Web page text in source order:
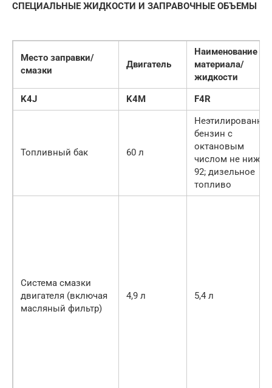
СПЕЦИАЛЬНЫЕ ЖИДКОСТИ И ЗАПРАВОЧНЫЕ ОБЪЕМЫ
Место заправки/
смазки
Двигатель
Наименование
материала/
жидкости
K4J
K4M F4R
Топливный бак 60 л
бензин с
октановым
числом не ниже
92; дизельное
топливо
Система смазки
двигателя (включая
масляный фильтр)
4,9 л 5,4 л